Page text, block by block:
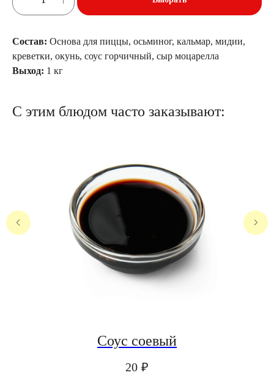
Состав: Основа для пиццы, осьминог, кальмар, мидии,
креветки, окунь, соус горчичный, сыр моцарелла
Выход: 1 кг
С этим блюдом часто заказывают:
Соус соевый
20 ₽